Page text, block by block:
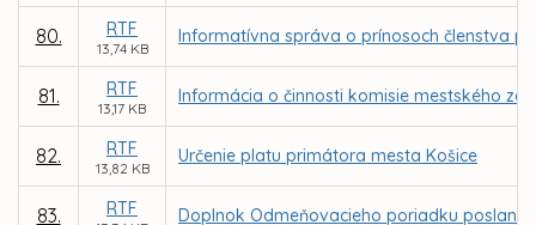
80. RTF
13,74 KB
Informatívna správa o prínosoch členstva
81. RTF
13,17 KB
Informácia o činnosti komisie mestského
82. RTF
13,82 KB
Určenie platu primátora mesta Košice
83. RTF Doplnok Odmeňovacieho poriadku